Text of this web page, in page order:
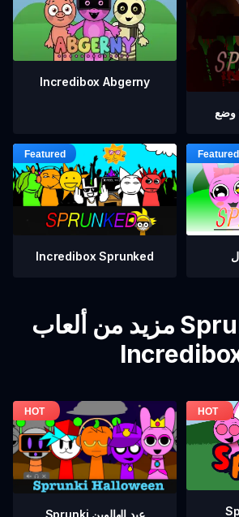
Incredibox Abgerny
Incredibox Sprunked
مزيد من ألعاب Sprunki Mod